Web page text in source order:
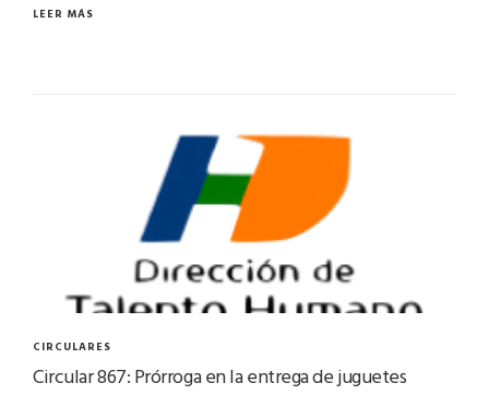
LEER MÁS
CIRCULARES
Circular 867: Prórroga en la entrega de juguetes